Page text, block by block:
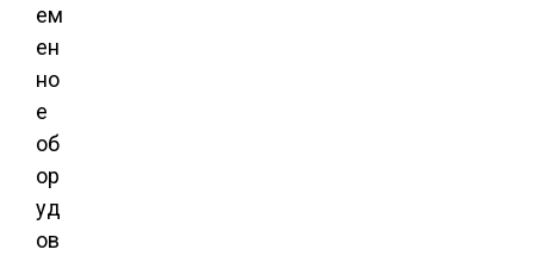
ем
ен
но
е
об
ор
уд
ов